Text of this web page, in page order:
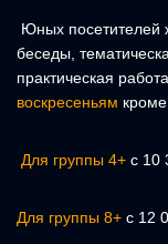
Юных посетителей
беседы,
практическая
воскресеньям
Для группы 4+ с 10
Для группы 8+ с 12